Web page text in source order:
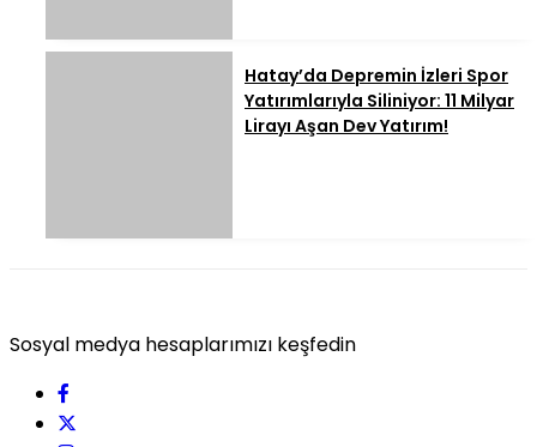
Hatay’da Depremin İzleri Spor
Yatırımlarıyla Siliniyor: 11 Milyar
Lirayı Aşan Dev Yatırım!
Sosyal medya hesaplarımızı keşfedin